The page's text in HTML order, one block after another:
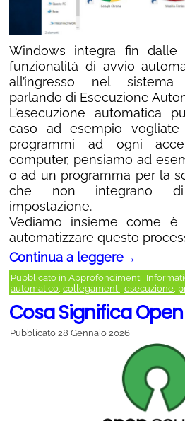
Windows integra fin dalle
funzionalità di avvio
all’ingresso nel
parlando di Esecuzione
L’esecuzione automatica
caso ad esempio
programmi ad ogni
computer, pensiamo ad
o ad un programma per la
che non integrano
impostazione.
Vediamo insieme come
automatizzare questo
Continua a leggere→
Pubblicato in Approfondimenti
automatico collegamenti esecuzione
Cosa Significa
Pubblicato 28 Gennaio 2026